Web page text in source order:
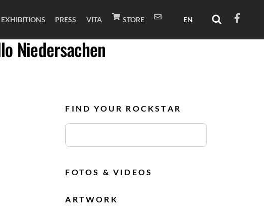
EXHIBITIONS PRESS VITA STORE
Niedersachen
FIND YOUR ROCKSTAR
FOTOS & VIDEOS
ARTWORK